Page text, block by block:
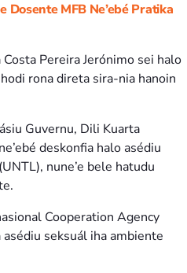
Dosente MFB Ne’ebé Pratika
Pereira Jerónimo sei halo
rona direta sira-nia hanoin
Guvernu, Dili Kuarta
deskonfia halo asédiu
nune’e bele hatudu
Cooperation Agency
seksuál iha ambiente